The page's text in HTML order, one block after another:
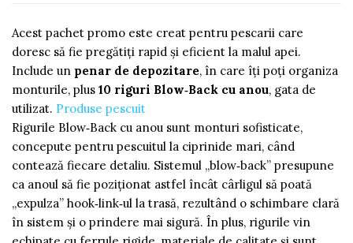
Acest pachet promo este creat pentru pescarii care
doresc să fie pregătiţi rapid şi eficient la malul apei.
Include un penar de depozitare, în care îţi poţi organiza
monturile, plus 10 riguri Blow‑Back cu anou, gata de
utilizat. Produse pescuit
Rigurile Blow‑Back cu anou sunt monturi sofisticate,
concepute pentru pescuitul la ciprinide mari, când
contează fiecare detaliu. Sistemul „blow‑back” presupune
ca anoul să fie poziţionat astfel încât cârligul să poată
„expulza” hook‑link‑ul la trasă, rezultând o schimbare clară
în sistem şi o prindere mai sigură. În plus, rigurile vin